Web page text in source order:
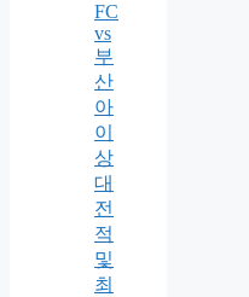
FC
vs
부
산
아
이
상
대
전
적
및
최